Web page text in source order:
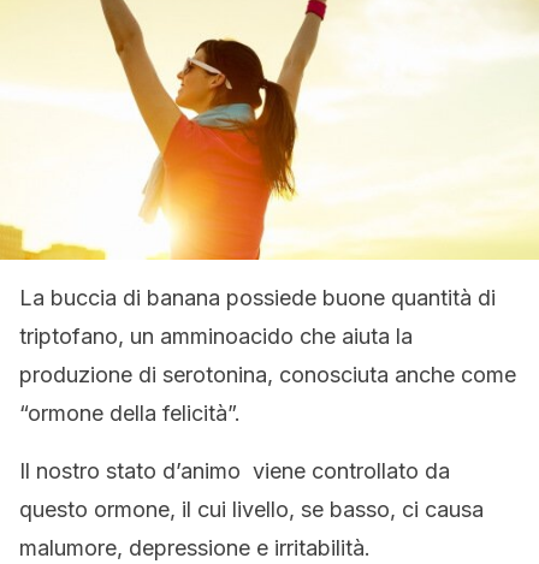
La buccia di banana possiede buone quantità di
triptofano, un amminoacido che aiuta la
produzione di serotonina, conosciuta anche come
“ormone della felicità”.
Il nostro stato d’animo viene controllato da
questo ormone, il cui livello, se basso, ci causa
malumore, depressione e irritabilità.